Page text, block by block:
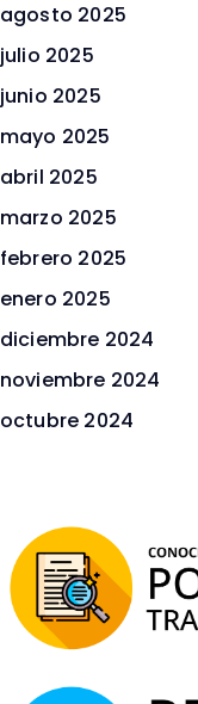
agosto 2025
julio 2025
junio 2025
mayo 2025
abril 2025
marzo 2025
febrero 2025
enero 2025
diciembre 2024
noviembre 2024
octubre 2024